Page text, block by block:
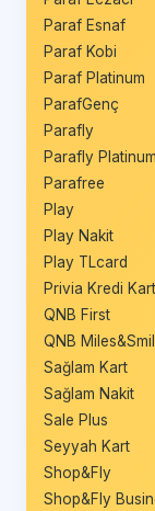
Paraf Esnaf
Paraf Kobi
Paraf Platinum
ParafGenç
Parafly
Parafly Platinum
Parafree
Play
Play Nakit
Play TLcard
Privia Kredi
QNB First
QNB
Sağlam Kart
Sağlam Nakit
Sale Plus
Seyyah Kart
Shop&Fly
Shop&Fly